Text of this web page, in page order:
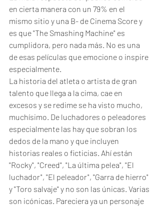
en cierta manera con un 79% en el
mismo sitio y una B- de Cinema Score y
es que "The Smashing Machine" es
cumplidora, pero nada más. No es una
de esas películas que emocione o inspire
especialmente.
La historia del atleta o artista de gran
talento que llega a la cima, cae en
excesos y se redime se ha visto mucho,
muchísimo. De luchadores o peleadores
especialmente las hay que sobran los
dedos de la mano y que incluyen
historias reales o ficticias. Ahí están
"Rocky", "Creed", "La última pelea", "El
luchador", "El peleador", "Garra de hierro"
y "Toro salvaje" y no son las únicas. Varias
son icónicas. Pareciera ya un personaje